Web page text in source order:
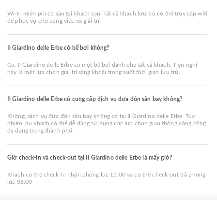
Wi-Fi miễn phí có sẵn tại khách sạn. Tất cả khách lưu trú có thể truy cập wifi
để phục vụ cho công việc và giải trí.
Il Giardino delle Erbe có bể bơi không?
Có, Il Giardino delle Erbe có một bể bơi dành cho tất cả khách. Tiện nghi
này là một lựa chọn giải trí sảng khoái trong suốt thời gian lưu trú.
Il Giardino delle Erbe có cung cấp dịch vụ đưa đón sân bay không?
Không, dịch vụ đưa đón sân bay không có tại Il Giardino delle Erbe. Tuy
nhiên, du khách có thể dễ dàng sử dụng các lựa chọn giao thông công cộng
đa dạng trong thành phố.
Giờ check-in và check-out tại Il Giardino delle Erbe là mấy giờ?
Khách có thể check-in nhận phòng lúc 15:00 và có thể check-out trả phòng
lúc 08:00